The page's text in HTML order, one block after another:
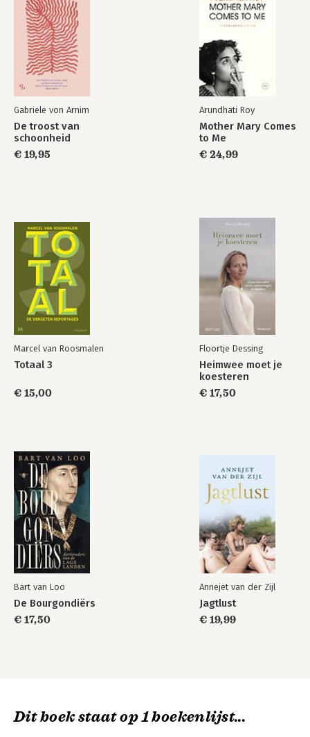
Gabriele von Arnim
De troost van
schoonheid
€ 19,95
Arundhati Roy
Mother Mary Comes
to Me
€ 24,99
Marcel van Roosmalen
Totaal 3
€ 15,00
Floortje Dessing
Heimwee moet je
koesteren
€ 17,50
Bart van Loo
De Bourgondiërs
€ 17,50
Annejet van der Zijl
Jagtlust
€ 19,99
Dit boek staat op 1 boekenlijst...